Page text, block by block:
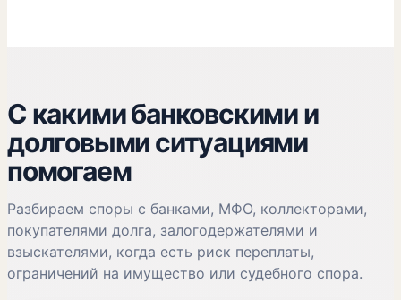
С какими банковскими и
долговыми ситуациями
помогаем
Разбираем споры с банками, МФО, коллекторами,
покупателями долга, залогодержателями и
взыскателями, когда есть риск переплаты,
ограничений на имущество или судебного спора.